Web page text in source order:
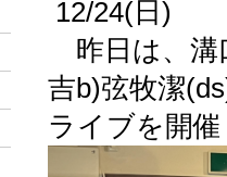
12/24(日)
昨日は、溝
吉b)弦牧潔
ライブを開